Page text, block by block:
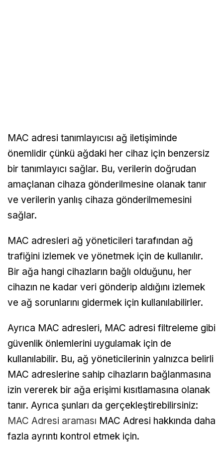
MAC adresi tanımlayıcısı ağ iletişiminde
önemlidir çünkü ağdaki her cihaz için benzersiz
bir tanımlayıcı sağlar. Bu, verilerin doğrudan
amaçlanan cihaza gönderilmesine olanak tanır
ve verilerin yanlış cihaza gönderilmemesini
sağlar.
MAC adresleri ağ yöneticileri tarafından ağ
trafiğini izlemek ve yönetmek için de kullanılır.
Bir ağa hangi cihazların bağlı olduğunu, her
cihazın ne kadar veri gönderip aldığını izlemek
ve ağ sorunlarını gidermek için kullanılabilirler.
Ayrıca MAC adresleri, MAC adresi filtreleme gibi
güvenlik önlemlerini uygulamak için de
kullanılabilir. Bu, ağ yöneticilerinin yalnızca belirli
MAC adreslerine sahip cihazların bağlanmasına
izin vererek bir ağa erişimi kısıtlamasına olanak
tanır. Ayrıca şunları da gerçekleştirebilirsiniz:
MAC Adresi araması MAC Adresi hakkında daha
fazla ayrıntı kontrol etmek için.